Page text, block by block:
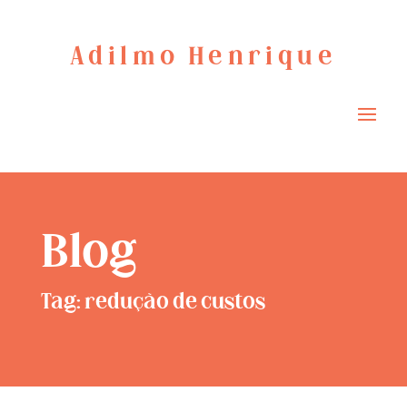
Adilmo Henrique
Blog
Tag: redução de custos